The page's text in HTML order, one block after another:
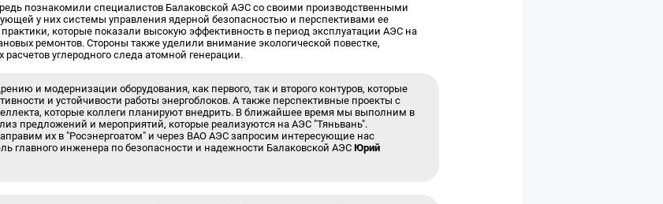
познакомили специалистов Балаковской АЭС со своими производственными
у них системы управления ядерной безопасностью и перспективами ее
которые показали высокую эффективность в период эксплуатации АЭС на
ремонтов. Стороны также уделили внимание экологической повестке,
углеродного следа атомной генерации.
и модернизации оборудования, как первого, так и второго контуров, которые
и устойчивости работы энергоблоков. А также перспективные проекты с
которые коллеги планируют внедрить. В ближайшее время мы выполним в
предложений и мероприятий, которые реализуются на АЭС "Тяньвань".
их в "Росэнергоатом" и через ВАО АЭС запросим интересующие нас
главного инженера по безопасности и надежности Балаковской АЭС Юрий